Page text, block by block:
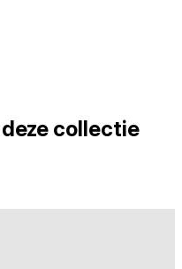
collectie